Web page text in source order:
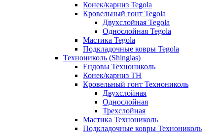
Конек/карниз Tegola
Кровельный гонт Tegola
Двухслойная Tegola
Однослойная Tegola
Мастика Tegola
Подкладочные ковры Tegola
Технониколь (Shinglas)
Ендовы Технониколь
Конек/карниз ТН
Кровельный гонт Технониколь
Двухслойная
Однослойная
Трехслойная
Мастика Технониколь
Подкладочные ковры Технониколь